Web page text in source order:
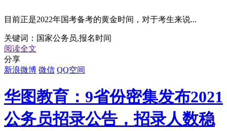
目前正是2022年国考备考的黄金时间，对于考生来说...
关键词： 国家公务员,报名时间
阅读全文
分享
新浪微博 微信 QQ空间
华图教育：9省份密集发布2021
公务员招录公告，招录人数稳